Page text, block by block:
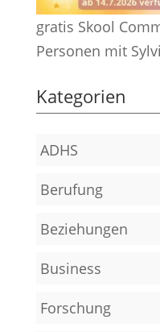
gratis Skool
Personen mit
Kategorien
ADHS
Berufung
Beziehungen
Business
Forschung